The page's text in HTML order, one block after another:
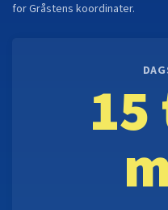
forGråstens koordinater.